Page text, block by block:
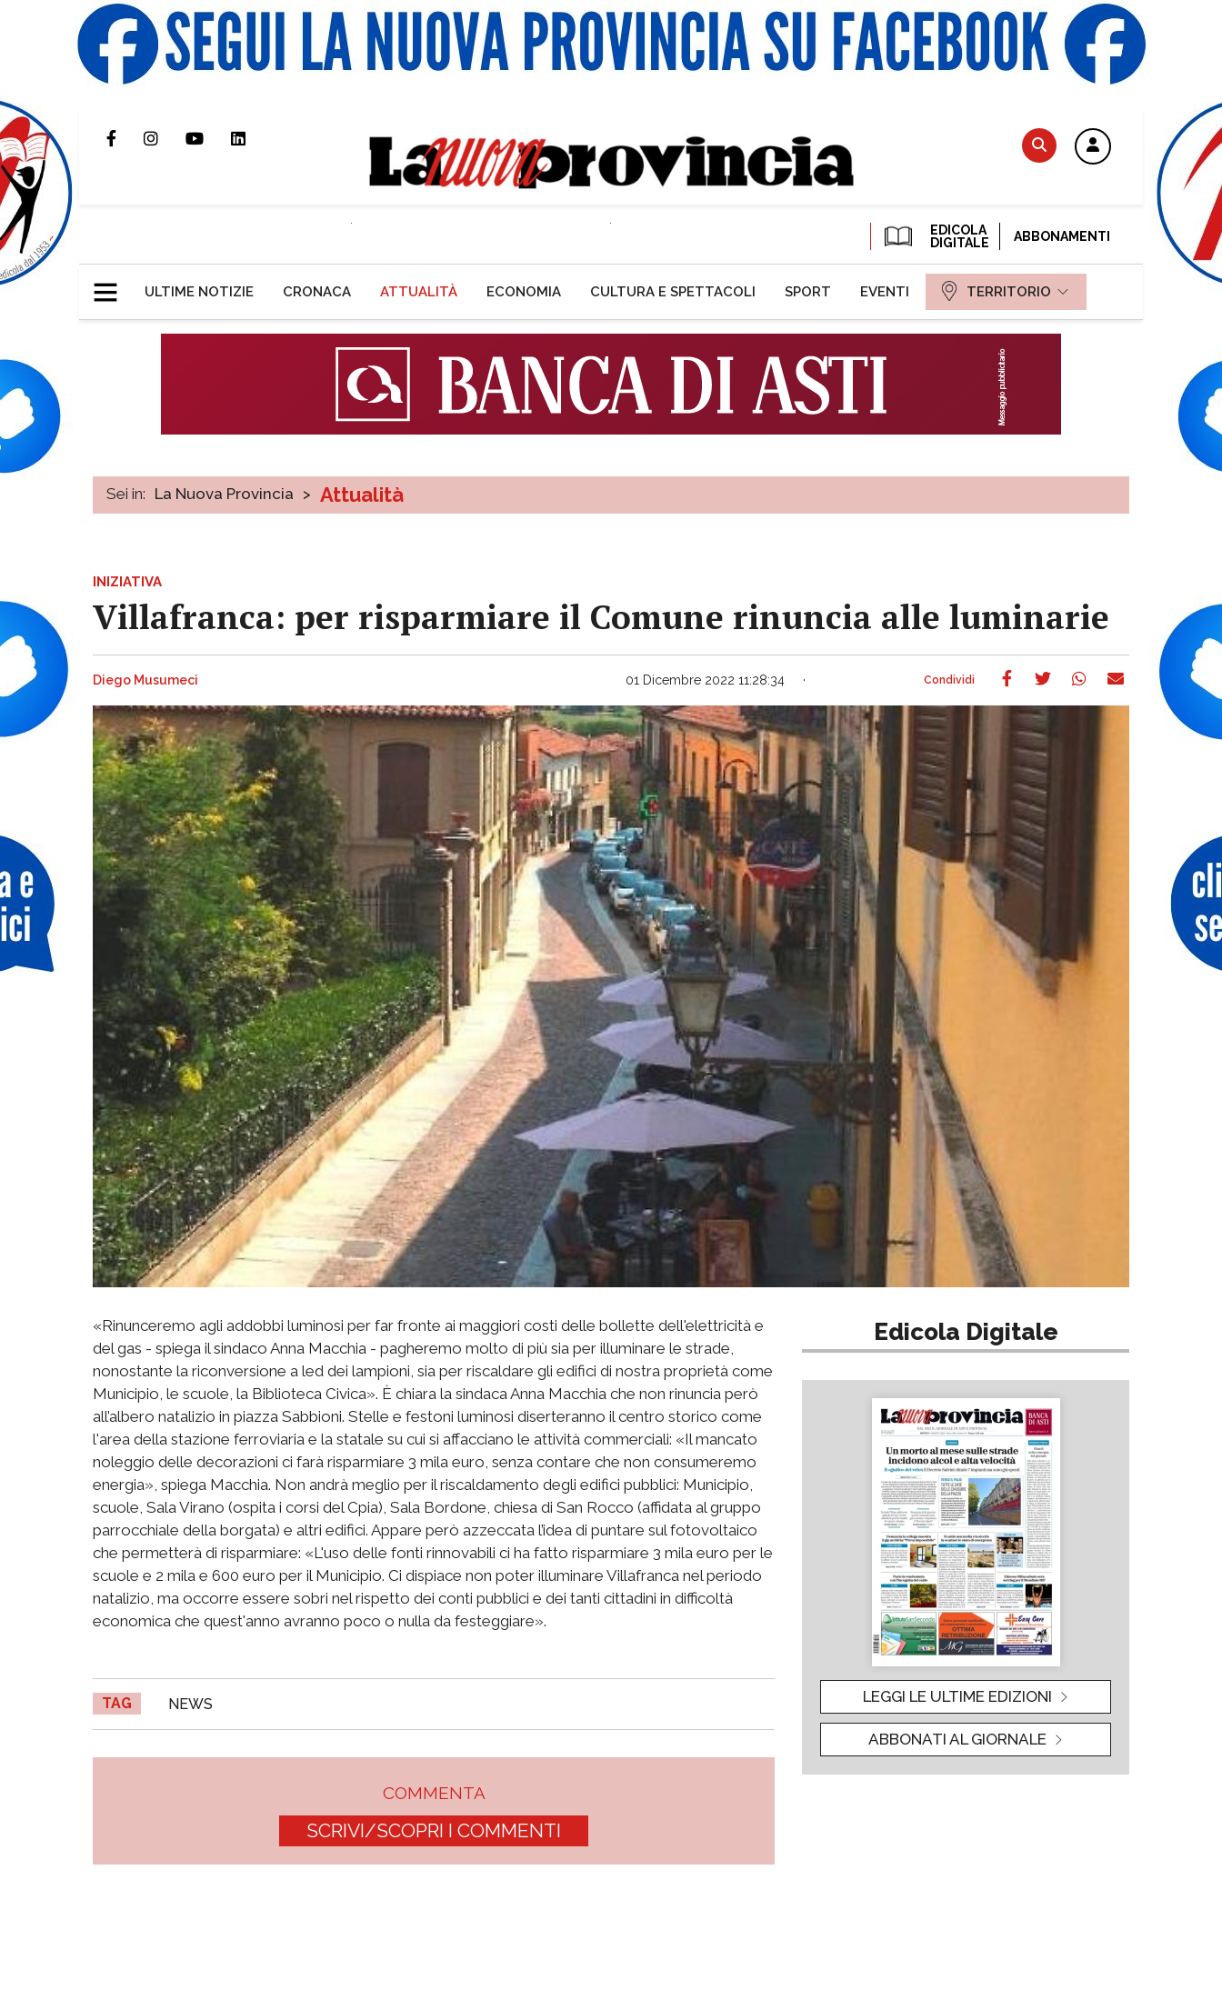
EDICOLA
DIGITALE
ABBONAMENTI
ULTIME NOTIZIE CRONACA ATTUALITÀ ECONOMIA CULTURA E SPETTACOLI SPORT EVENTI TERRITORIO
Sei in: La Nuova Provincia > Attualità
INIZIATIVA
Villafranca: per risparmiare il Comune rinuncia alle luminarie
Diego Musumeci 01 Dicembre 2022 11:28:34
«Rinunceremo agli addobbi luminosi per far fronte ai maggiori costi delle bollette dell'elettricità e
del gas - spiega il sindaco Anna Macchia - pagheremo molto di più sia per illuminare le strade,
nonostante la riconversione a led dei lampioni, sia per riscaldare gli edifici di nostra proprietà come
Municipio, le scuole, la Biblioteca Civica». È chiara la sindaca Anna Macchia che non rinuncia però
all’albero natalizio in piazza Sabbioni. Stelle e festoni luminosi diserteranno il centro storico come
l'area della stazione ferroviaria e la statale su cui si affacciano le attività commerciali: «Il mancato
noleggio delle decorazioni ci farà risparmiare 3 mila euro, senza contare che non consumeremo
energia», spiega Macchia. Non andrà meglio per il riscaldamento degli edifici pubblici: Municipio,
scuole, Sala Virano (ospita i corsi del Cpia), Sala Bordone, chiesa di San Rocco (affidata al gruppo
parrocchiale della borgata) e altri edifici. Appare però azzeccata l’idea di puntare sul fotovoltaico
che permetterà di risparmiare: «L'uso delle fonti rinnovabili ci ha fatto risparmiare 3 mila euro per le
scuole e 2 mila e 600 euro per il Municipio. Ci dispiace non poter illuminare Villafranca nel periodo
natalizio, ma occorre essere sobri nel rispetto dei conti pubblici e dei tanti cittadini in difficoltà
economica che quest'anno avranno poco o nulla da festeggiare».
TAG NEWS
COMMENTA
SCRIVI/SCOPRI I COMMENTI
Edicola Digitale
LEGGI LE ULTIME EDIZIONI
ABBONATI AL GIORNALE